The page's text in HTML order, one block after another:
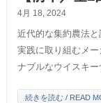
4月 18, 2024
近代的な集約農法
実践に取り組むメ
ナブルなウイスキー
続きを読む / READ